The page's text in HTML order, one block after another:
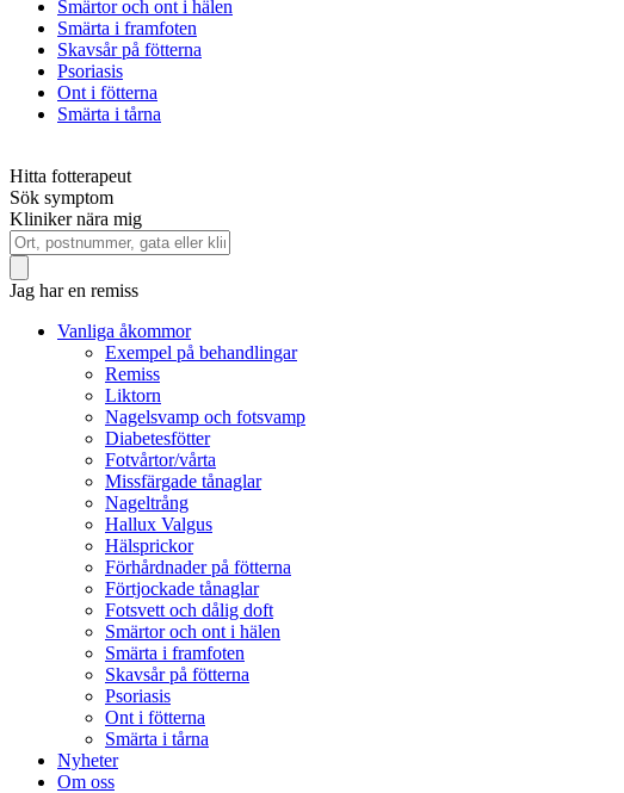
Smärtor och ont i hälen
Smärta i framfoten
Skavsår på fötterna
Psoriasis
Ont i fötterna
Smärta i tårna
Hitta fotterapeut
Sök symptom
Kliniker nära mig
Jag har en remiss
Vanliga åkommor
Exempel på behandlingar
Remiss
Liktorn
Nagelsvamp och fotsvamp
Diabetesfötter
Fotvårtor/vårta
Missfärgade tånaglar
Nageltrång
Hallux Valgus
Hälsprickor
Förhårdnader på fötterna
Förtjockade tånaglar
Fotsvett och dålig doft
Smärtor och ont i hälen
Smärta i framfoten
Skavsår på fötterna
Psoriasis
Ont i fötterna
Smärta i tårna
Nyheter
Om oss